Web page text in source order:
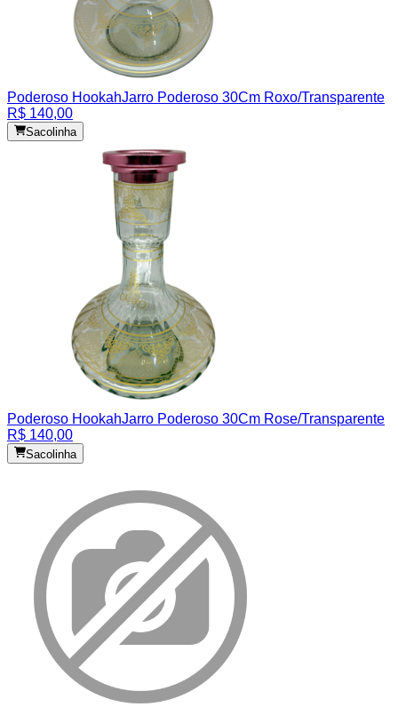
Poderoso HookahJarro Poderoso 30Cm Roxo/Transparente
R$ 140,00
Sacolinha
Poderoso HookahJarro Poderoso 30Cm Rose/Transparente
R$ 140,00
Sacolinha